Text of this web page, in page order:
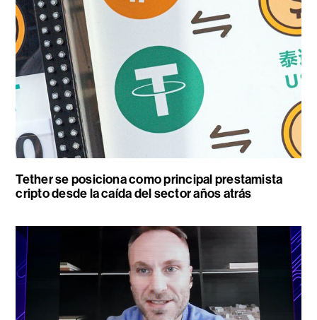
Tether se posiciona como principal prestamista
cripto desde la caída del sector años atrás